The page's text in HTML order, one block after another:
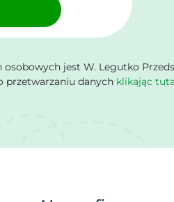
jest W. Legutko
przetwarzaniu danych klikając